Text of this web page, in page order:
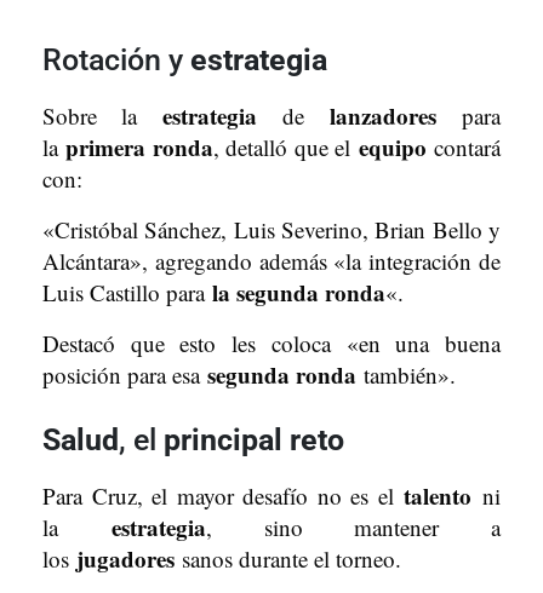
Rotación y estrategia
Sobre la estrategia de lanzadores para
laprimera ronda, detalló que el equipo contará
con:
«Cristóbal Sánchez, Luis Severino, Brian Bello y
Alcántara», agregando además «la integración de
Luis Castillo para la segunda ronda«.
Destacó que esto les coloca «en una buena
posición para esa segunda ronda también».
Salud, el principal reto
Para Cruz, el mayor desafío no es eltalento ni
la estrategia, sino mantener a
los jugadores sanos durante el torneo.